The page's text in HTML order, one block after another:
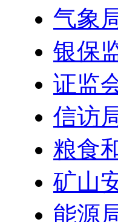
气象
银保
证监
信访
粮食
矿山
能源